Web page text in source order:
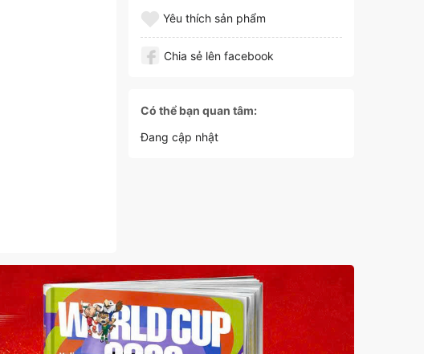
Yêu thích sản phẩm
Chia sẻ lên facebook
Có thể bạn quan tâm:
Đang cập nhật